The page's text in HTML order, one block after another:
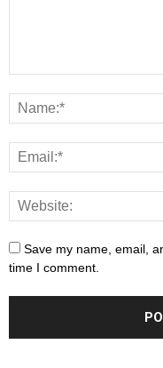
Save my name, email,
time I comment.